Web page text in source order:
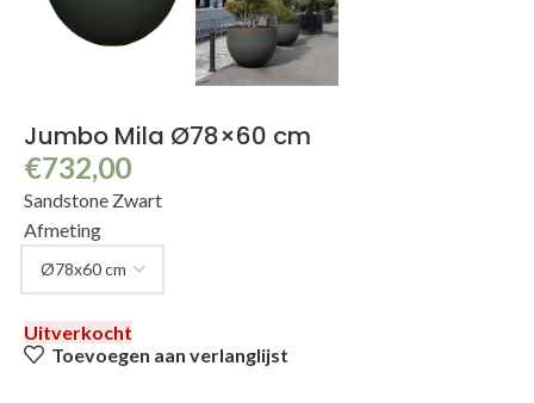
Jumbo Mila Ø78×60 cm
€732,00
Sandstone Zwart
Afmeting
Uitverkocht
Toevoegen aan verlanglijst